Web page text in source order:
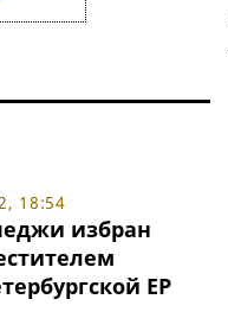
18:54
избран
ЕР